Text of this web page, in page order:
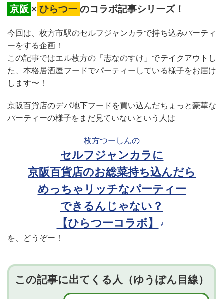
京阪 × ひらつー のコラボ記事シリーズ！
今回は、枚方市駅のセルフジャンカラで持ち込みパーティ
ーをする企画！
この記事ではエル枚方の「志なのすけ」でテイクアウトし
た、本格居酒屋フードでパーティーしている様子をお届け
します〜！
京阪百貨店のデパ地下フードを買い込んだちょっと豪華な
パーティーの様子をまだ見ていないという人は
枚方つーしんの
セルフジャンカラに
京阪百貨店のお総菜持ち込んだら
めっちゃリッチなパーティー
できるんじゃない？
【ひらつーコラボ】
を、どうぞー！
この記事に出てくる人（ゆうぽん目線）